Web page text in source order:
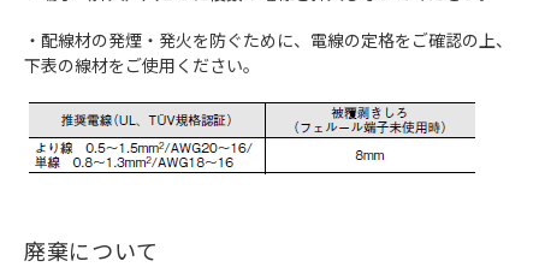
・配線材の発煙・発火を防ぐために、電線の定格をご確認の上、
下表の線材をご使用ください。
廃棄について